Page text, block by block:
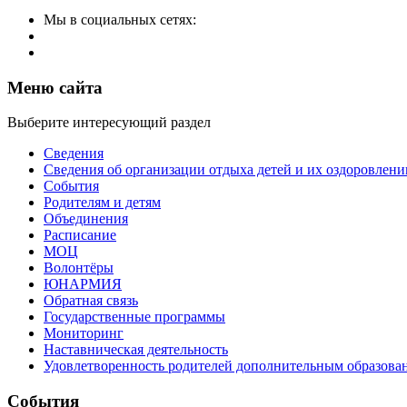
Мы в социальных сетях:
Меню сайта
Выберите интересующий раздел
Сведения
Сведения об организации отдыха детей и их
События
Родителям и детям
Объединения
Расписание
МОЦ
Волонтёры
ЮНАРМИЯ
Обратная связь
Государственные программы
Мониторинг
Наставническая деятельность
Удовлетворенность родителей дополнительным
События